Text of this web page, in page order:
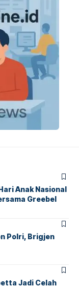
Anak Nasional
Greebel
Polri, Brigjen
Jadi Celah